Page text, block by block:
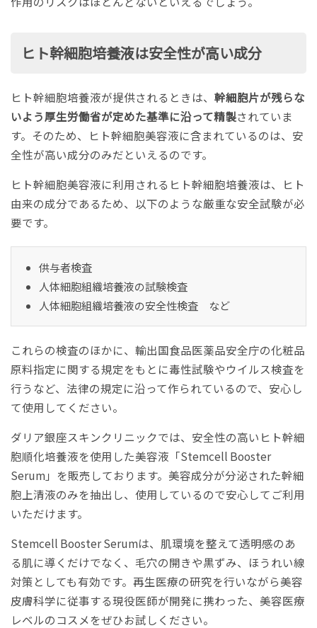
ヒト幹細胞培養液は安全性が高い成分
ヒト幹細胞培養液が提供されるときは、 幹細胞片が残らな
いよう厚生労働省が定めた基準に沿って精製されていま
す。そのため、ヒト幹細胞美容液に含まれているのは、安
全性が高い成分のみだといえるのです。
ヒト幹細胞美容液に利用されるヒト幹細胞培養液は、ヒト
由来の成分であるため、以下のような厳重な安全試験が必
要です。
供与者検査
人体細胞組織培養液の試験検査
人体細胞組織培養液の安全性検査 など
これらの検査のほかに、輸出国食品医薬品安全庁の化粧品
原料指定に関する規定をもとに毒性試験やウイルス検査を
行うなど、法律の規定に沿って作られているので、安心し
て使用してください。
ダリア銀座スキンクリニックでは、安全性の高いヒト幹細
胞順化培養液を使用した美容液「Stemcell Booster
Serum」を販売しております。美容成分が分泌された幹細
胞上清液のみを抽出し、使用しているので安心してご利用
いただけます。
Stemcell Booster Serumは、肌環境を整えて透明感のあ
る肌に導くだけでなく、毛穴の開きや黒ずみ、ほうれい線
対策としても有効です。再生医療の研究を行いながら美容
皮膚科学に従事する現役医師が開発に携わった、美容医療
レベルのコスメをぜひお試しください。